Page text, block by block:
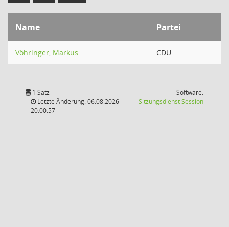
Name Partei
Vöhringer, Markus CDU
1 Satz
Letzte Änderung: 06.08.2026
20:00:57
Software:
SitzungsdienstSession(Wird in